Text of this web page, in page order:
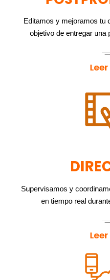
Editamos y mejoramos tu
objetivo de entregar una
Supervisamos y
en tiempo real